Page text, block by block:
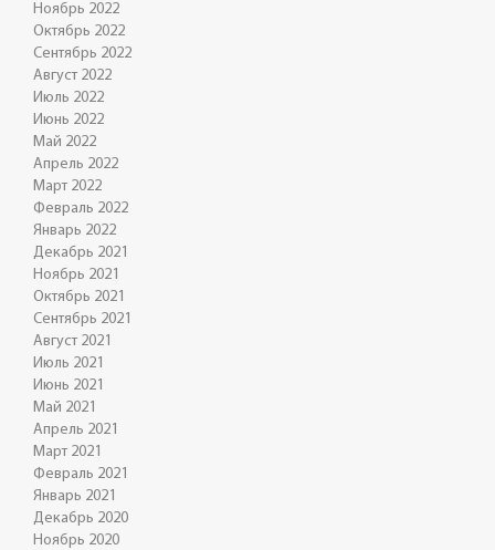
Ноябрь 2022
Октябрь 2022
Сентябрь 2022
Август 2022
Июль 2022
Июнь 2022
Май 2022
Апрель 2022
Март 2022
Февраль 2022
Январь 2022
Декабрь 2021
Ноябрь 2021
Октябрь 2021
Сентябрь 2021
Август 2021
Июль 2021
Июнь 2021
Май 2021
Апрель 2021
Март 2021
Февраль 2021
Январь 2021
Декабрь 2020
Ноябрь 2020